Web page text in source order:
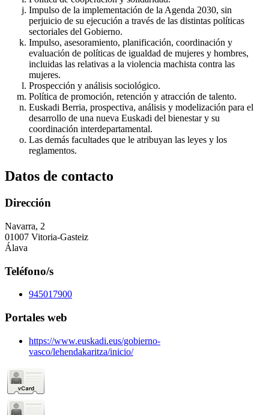
Impulso de la implementación de la Agenda 2030, sin
perjuicio de su ejecución a través de las distintas políticas
sectoriales del Gobierno.
Impulso, asesoramiento, planificación, coordinación y
evaluación de políticas de igualdad de mujeres y hombres,
incluidas las relativas a la violencia machista contra las
mujeres.
Prospección y análisis sociológico.
Política de promoción, retención y atracción de talento.
Euskadi Berria, prospectiva, análisis y modelización para el
desarrollo de una nueva Euskadi del bienestar y su
coordinación interdepartamental.
Las demás facultades que le atribuyan las leyes y los
reglamentos.
Datos de contacto
Dirección
Navarra, 2
01007 Vitoria-Gasteiz
Álava
Teléfono/s
945017900
Portales web
https://www.euskadi.eus/gobierno-
vasco/lehendakaritza/inicio/